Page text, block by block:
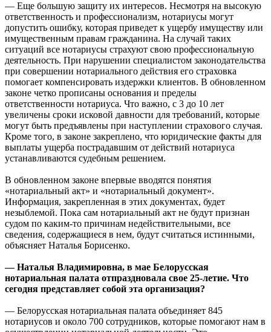
— Еще большую защиту их интересов. Несмотря на высокую
ответственность и профессионализм, нотариусы могут
допустить ошибку, которая приведет к ущербу имуществу или
имущественным правам гражданина. На случай таких
ситуаций все нотариусы страхуют свою профессиональную
деятельность. При нарушении специалистом законодательства
при совершении нотариального действия его страховка
помогает компенсировать издержки клиентов. В обновленном
законе четко прописаны основания и пределы
ответственности нотариуса. Что важно, с 3 до 10 лет
увеличены сроки исковой давности для требований, которые
могут быть предъявлены при наступлении страхового случая.
Кроме того, в законе закреплено, что юридические факты для
выплаты ущерба пострадавшим от действий нотариуса
устанавливаются судебным решением.
В обновленном законе впервые вводятся понятия
«нотариальный акт» и «нотариальный документ».
Информация, закрепленная в этих документах, будет
незыблемой. Пока сам нотариальный акт не будут признан
судом по каким-то причинам недействительными, все
сведения, содержащиеся в нем, будут считаться истинными,
объясняет Наталья Борисенко.
— Наталья Владимировна, в мае Белорусская
нотариальная палата отпраздновала свое 25-летие. Что
сегодня представляет собой эта организация?
— Белорусская нотариальная палата объединяет 845
нотариусов и около 700 сотрудников, которые помогают нам в